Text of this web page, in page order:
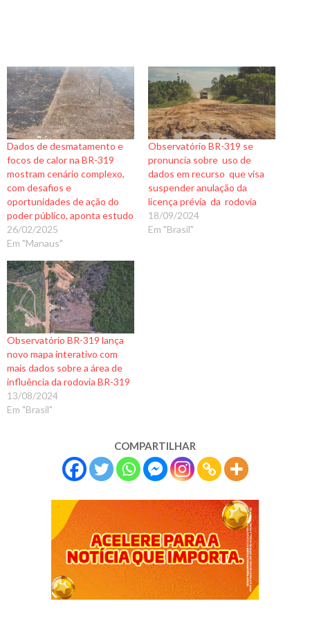
Dados de desmatamento e
focos de calor na BR-319
mostram cenário complexo,
com desafios e
oportunidades de ação do
poder público, aponta estudo
26/02/2025
Em "Manaus"
Observatório BR-319 se
pronuncia sobre uso de
dados em recurso que visa
suspender anulação da
licença prévia da rodovia
18/09/2024
Em "Brasil"
Observatório BR-319 lança
novo mapa interativo com
mais dados sobre a área de
influência da rodovia BR-319
13/08/2024
Em "Brasil"
COMPARTILHAR